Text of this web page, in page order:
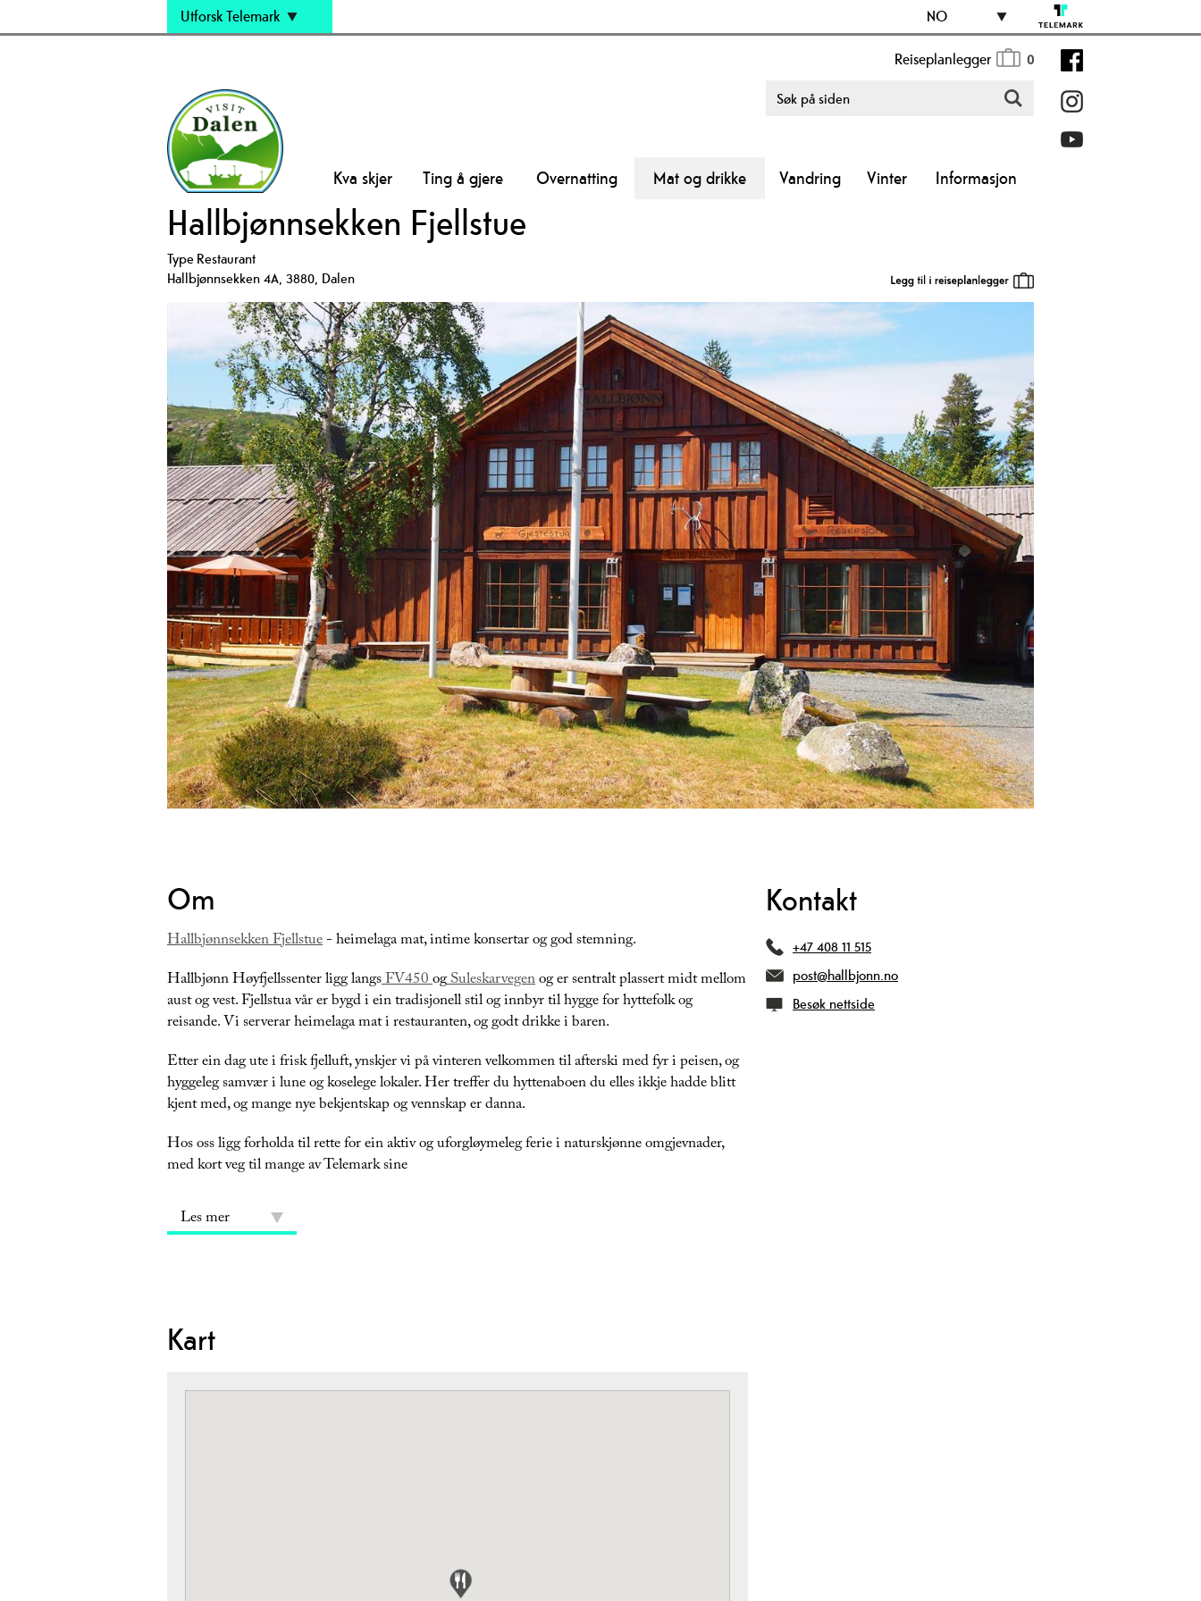
Utforsk Telemark NO
Reiseplanlegger 0
Kva skjer Ting å gjere Overnatting Mat og drikke Vandring Vinter Informasjon
Hallbjønnsekken Fjellstue
TypeRestaurant
Hallbjønnsekken 4A, 3880, Dalen
Om
Hallbjønnsekken Fjellstue- heimelaga mat, intime konsertar og god stemning.
Hallbjønn Høyfjellssenter ligg langsFV450ogSuleskarvegenog er sentralt plassert midt mellom
aust og vest. Fjellstua vår er bygd i ein tradisjonell stil og innbyr til hygge for hyttefolk og
reisande. Vi serverar heimelaga mat i restauranten, og godt drikke i baren.
Etter ein dag ute i frisk fjelluft, ynskjer vi på vinteren velkommen til afterski med fyr i peisen, og
hyggeleg samvær i lune og koselege lokaler. Her treffer du hyttenaboen du elles ikkje hadde blitt
kjent med, og mange nye bekjentskap og vennskap er danna.
Hos oss ligg forholda til rette for ein aktiv og uforgløymeleg ferie i naturskjønne omgjevnader,
med kort veg til mange av Telemark sine
Les mer
Kart
Kontakt
+47 408 11 515
post@hallbjonn.no
Besøk nettside